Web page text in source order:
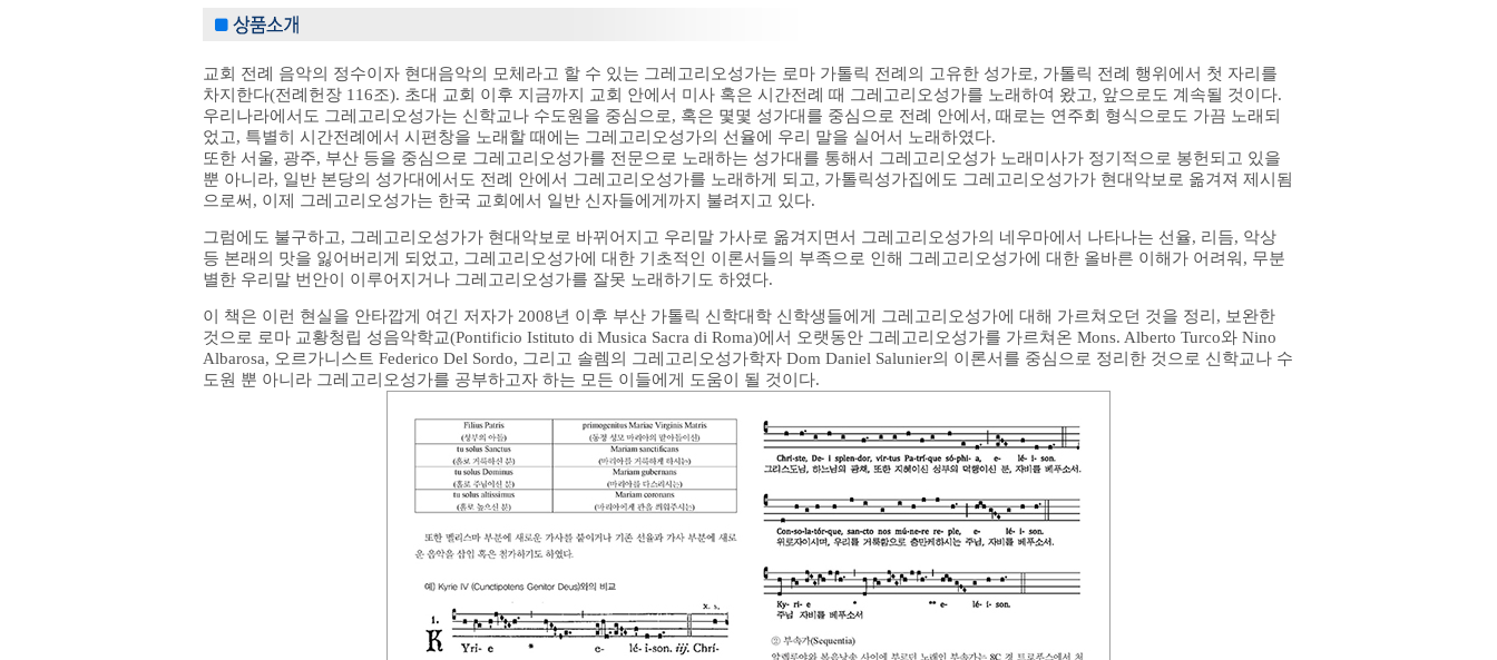
교회 전례 음악의 정수이자 현대음악의 모체라고 할 수 있는 그레고리오성가는 로마 가톨릭 전례의 고유한 성가로, 가톨릭 전례 행위에서 첫 자리를
차지한다(전례헌장 116조). 초대 교회 이후 지금까지 교회 안에서 미사 혹은 시간전례 때 그레고리오성가를 노래하여 왔고, 앞으로도 계속될 것이다.
우리나라에서도 그레고리오성가는 신학교나 수도원을 중심으로, 혹은 몇몇 성가대를 중심으로 전례 안에서, 때로는 연주회 형식으로도 가끔 노래되
었고, 특별히 시간전례에서 시편창을 노래할 때에는 그레고리오성가의 선율에 우리 말을 실어서 노래하였다.
또한 서울, 광주, 부산 등을 중심으로 그레고리오성가를 전문으로 노래하는 성가대를 통해서 그레고리오성가 노래미사가 정기적으로 봉헌되고 있을
뿐 아니라, 일반 본당의 성가대에서도 전례 안에서 그레고리오성가를 노래하게 되고, 가톨릭성가집에도 그레고리오성가가 현대악보로 옮겨져 제시됨
으로써, 이제 그레고리오성가는 한국 교회에서 일반 신자들에게까지 불려지고 있다.
그럼에도 불구하고, 그레고리오성가가 현대악보로 바뀌어지고 우리말 가사로 옮겨지면서 그레고리오성가의 네우마에서 나타나는 선율, 리듬, 악상
등 본래의 맛을 잃어버리게 되었고, 그레고리오성가에 대한 기초적인 이론서들의 부족으로 인해 그레고리오성가에 대한 올바른 이해가 어려워, 무분
별한 우리말 번안이 이루어지거나 그레고리오성가를 잘못 노래하기도 하였다.
이 책은 이런 현실을 안타깝게 여긴 저자가 2008년 이후 부산 가톨릭 신학대학 신학생들에게 그레고리오성가에 대해 가르쳐오던 것을 정리, 보완한
것으로 로마 교황청립 성음악학교(Pontificio Istituto di Musica Sacra di Roma)에서 오랫동안 그레고리오성가를 가르쳐온 Mons. Alberto Turco와 Nino
Albarosa, 오르가니스트 Federico Del Sordo, 그리고 솔렘의 그레고리오성가학자 Dom Daniel Salunier의 이론서를 중심으로 정리한 것으로 신학교나 수
도원 뿐 아니라 그레고리오성가를 공부하고자 하는 모든 이들에게 도움이 될 것이다.